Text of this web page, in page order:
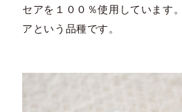
セアを１００％使用しています
アという品種です。